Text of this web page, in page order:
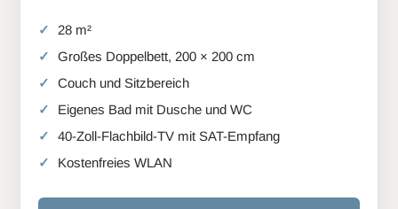
28 m²
Großes Doppelbett, 200 × 200 cm
Couch und Sitzbereich
Eigenes Bad mit Dusche und WC
40-Zoll-Flachbild-TV mit SAT-Empfang
Kostenfreies WLAN